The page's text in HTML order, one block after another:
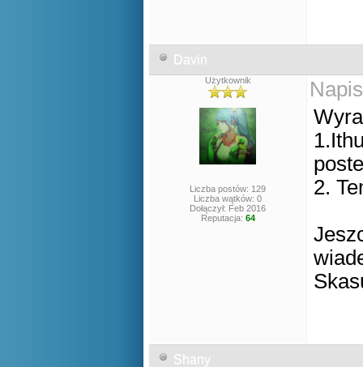
Davin
Użytkownik
Liczba postów: 129
Liczba wątków: 0
Dołączył: Feb 2016
Reputacja: 64
2.
Shany